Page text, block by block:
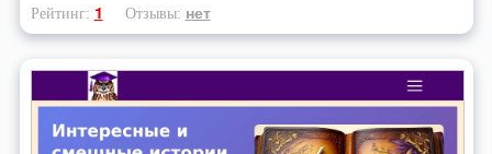
Рейтинг: 1 Отзывы: нет